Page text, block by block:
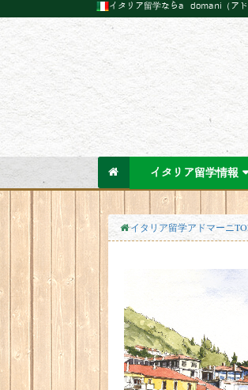
イタリア留学ならa domani（ア
イタリア留学情報
イタリア留学アドマーニ